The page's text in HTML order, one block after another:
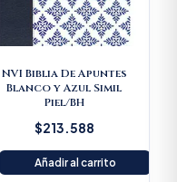
NVI Biblia De Apuntes
Blanco y Azul Simil
Piel/BH
$213.588
Añadir al carrito